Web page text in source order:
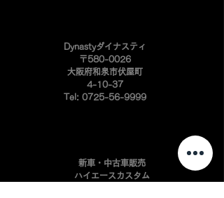
​Dynastyダイナスティ
〒580-0026
大阪府和泉市伏屋町
4-10-37
Tel: 0725-56-9999
新車・中古車販売
ハイエースカスタム